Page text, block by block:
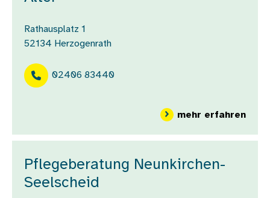
Rathausplatz 1
52134 Herzogenrath
02406 83440
mehr erfahrenüber
Pflegeberatung Neunkirchen-
Seelscheid